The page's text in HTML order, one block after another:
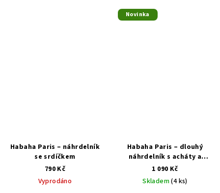
Habaha Paris – náhrdelník
se srdíčkem
790 Kč
Vyprodáno
Novinka
Habaha Paris – dlouhý
náhrdelník s acháty a
parlami
1 090 Kč
Skladem(4 ks)